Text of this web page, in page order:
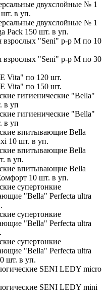
двухслойные № 1
в уп.
двухслойные № 1
Pack 150 шт. в уп.
взрослых "Seni" р-р М по 10
взрослых "Seni" р-р М по 30
Vita" по 120 шт.
Vita" по 150 шт.
гигиенические "Bella"
в уп
гигиенические "Bella"
в уп
впитывающие Bella
10 шт. в уп.
впитывающие Bella
в уп.
впитывающие Bella
10 шт. в уп.
супертонкие
"Bella" Perfecta ultra
супертонкие
"Bella" Perfecta ultra
супертонкие
"Bella" Perfecta ultra
шт. в уп.
SENI LEDY micro
SENI LEDY mini